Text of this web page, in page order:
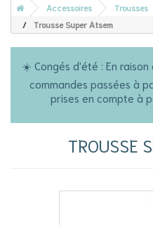
Accessoires Trousses
Trousse Super Atsem
☀️ Congés d'été : En raison
commandes passées à
prises en compte à
TROUSSE